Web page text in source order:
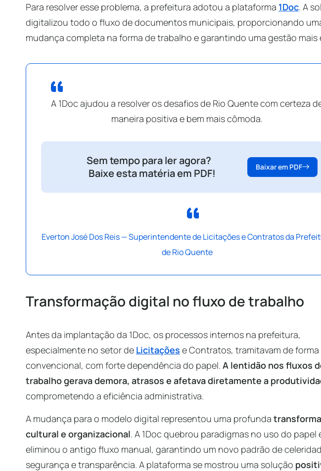
Para resolver esse problema, a prefeitura adotou a plataforma 1Doc. A
digitalizou todo o fluxo de documentos municipais, proporcionando
mudança completa na forma de trabalho e garantindo uma gestão mais
A 1Doc ajudou a resolver os desafios de Rio Quente com certeza
maneira positiva e bem mais cômoda.
Sem tempo para ler agora?
Baixe esta matéria em PDF!
Baixar em PDF
Everton José Dos Reis — Superintendente de Licitações e Contratos da
de Rio Quente
Transformação digital no fluxo de trabalho
Antes da implantação da 1Doc, os processos internos na prefeitura,
especialmente no setor de Licitações e Contratos, tramitavam de forma
convencional, com forte dependência do papel. A lentidão nos fluxos
trabalho gerava demora, atrasos e afetava diretamente a
comprometendo a eficiência administrativa.
A mudança para o modelo digital representou uma profunda
cultural e organizacional. A 1Doc quebrou paradigmas no uso do papel
eliminou o antigo fluxo manual, garantindo um novo padrão de
segurança e transparência. A plataforma se mostrou uma solução